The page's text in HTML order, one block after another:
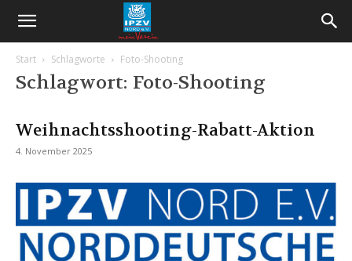
Start Schlagworte Foto-Shooting
Schlagwort: Foto-Shooting
Weihnachtsshooting-Rabatt-Aktion
4. November 2025